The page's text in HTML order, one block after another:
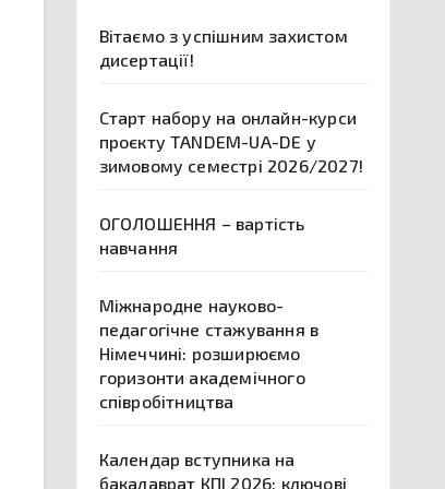
Вітаємо з успішним захистом
дисертації!
Старт набору на онлайн-курси
проєкту TANDEM-UA-DE у
зимовому семестрі 2026/2027!
ОГОЛОШЕННЯ – вартість
навчання
Міжнародне науково-
педагогічне стажування в
Німеччині: розширюємо
горизонти академічного
співробітництва
Календар вступника на
бакалаврат КПІ 2026: ключові